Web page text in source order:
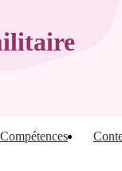
Compétences